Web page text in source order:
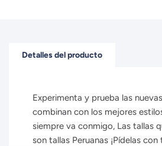
Detalles del producto
Experimenta y prueba las
combinan con los mejores
siempre va conmigo, Las tallas
son tallas Peruanas ¡Pídelas